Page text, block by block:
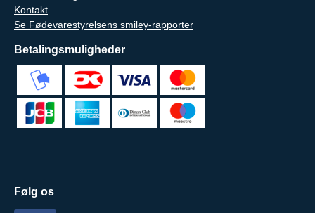
Kontakt
Se Fødevarestyrelsens smiley-rapporter
Betalingsmuligheder
Følg os